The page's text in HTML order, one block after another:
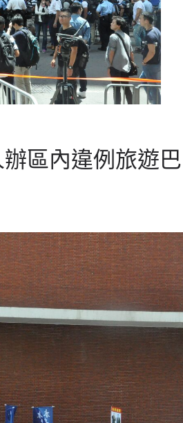
區內違例旅遊巴